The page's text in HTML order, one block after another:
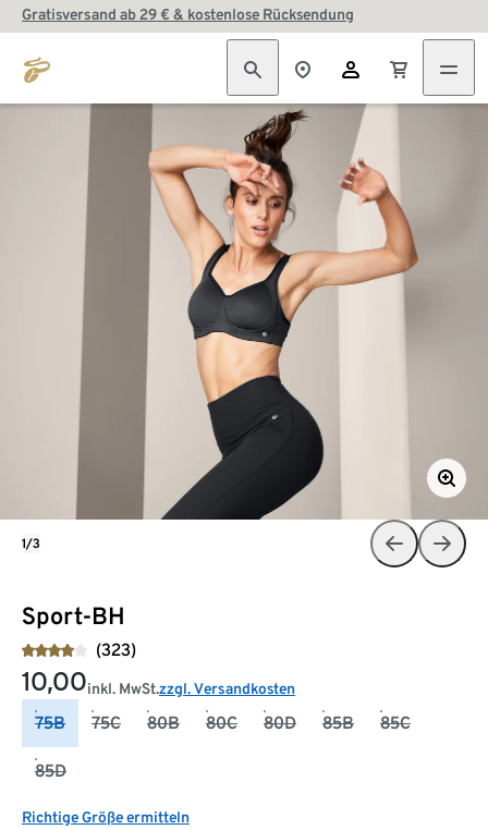
Gratisversand ab 29 € & kostenlose Rücksendung
Sport-BH
(323)
10,00inkl. MwSt.zzgl. Versandkosten
75B 75C 80B 80C 80D 85B 85C
85D
Richtige Größe ermitteln
1/3